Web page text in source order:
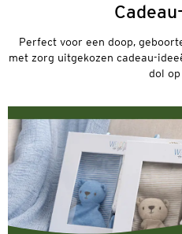
Perfect voor een doop,
met zorg uitgekozen cadeau-
dol